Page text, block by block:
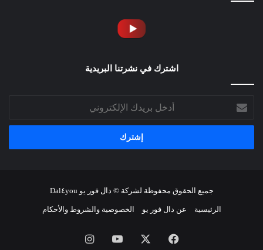
اشترك في نشرتنا البريدية
أدخل
بريدك
الإلكتروني
جميع الحقوق محفوظة لشركة © دال فور يو Dal٤you
الرئيسية عن دال فور يو الخصوصية والشروط والأحكام
فيسبوك ‫YouTube